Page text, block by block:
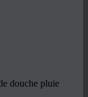
douche pluie